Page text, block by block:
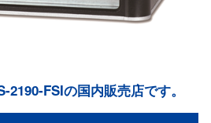
2190-FSIの国内販売店です。